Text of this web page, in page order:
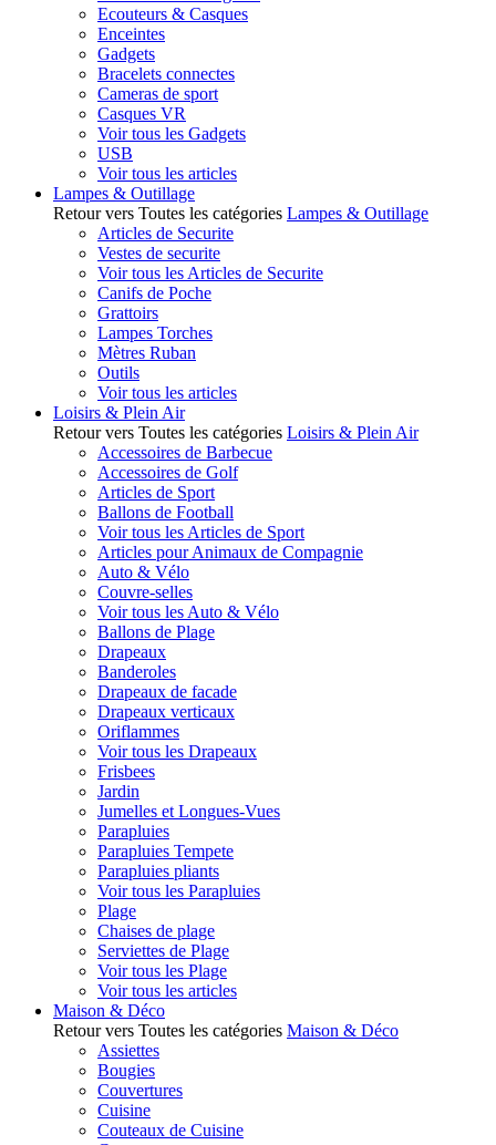
Ecouteurs & Casques
Enceintes
Gadgets
Bracelets connectes
Cameras de sport
Casques VR
Voir tous les Gadgets
USB
Voir tous les articles
Lampes & Outillage
Retour vers Toutes les catégories Lampes & Outillage
Articles de Securite
Vestes de securite
Voir tous les Articles de Securite
Canifs de Poche
Grattoirs
Lampes Torches
Mètres Ruban
Outils
Voir tous les articles
Loisirs & Plein Air
Retour vers Toutes les catégories Loisirs & Plein Air
Accessoires de Barbecue
Accessoires de Golf
Articles de Sport
Ballons de Football
Voir tous les Articles de Sport
Articles pour Animaux de Compagnie
Auto & Vélo
Couvre-selles
Voir tous les Auto & Vélo
Ballons de Plage
Drapeaux
Banderoles
Drapeaux de facade
Drapeaux verticaux
Oriflammes
Voir tous les Drapeaux
Frisbees
Jardin
Jumelles et Longues-Vues
Parapluies
Parapluies Tempete
Parapluies pliants
Voir tous les Parapluies
Plage
Chaises de plage
Serviettes de Plage
Voir tous les Plage
Voir tous les articles
Maison & Déco
Retour vers Toutes les catégories Maison & Déco
Assiettes
Bougies
Couvertures
Cuisine
Couteaux de Cuisine